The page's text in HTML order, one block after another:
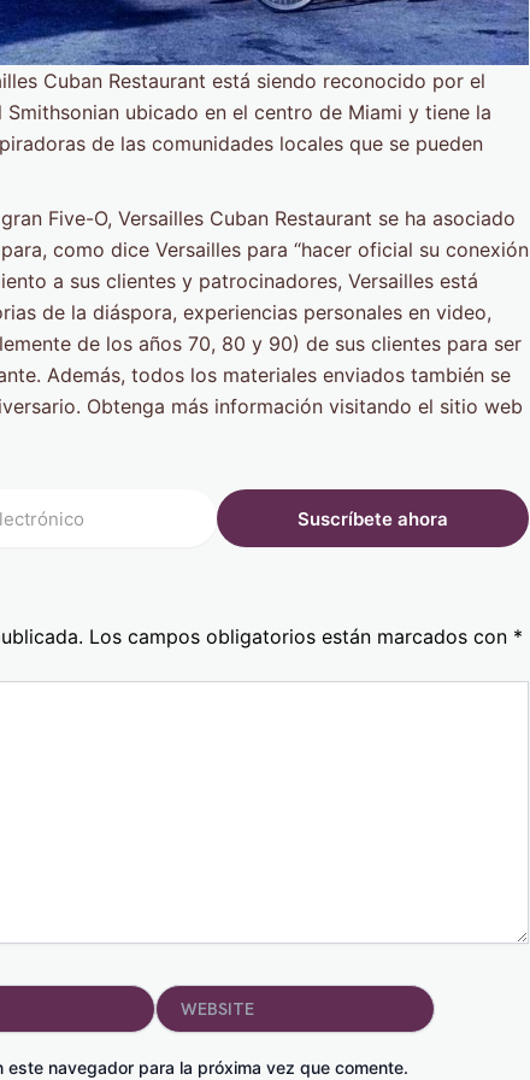
Cuban Restaurant está siendo reconocido por el
ubicado en el centro de Miami y tiene la
de las comunidades locales que se pueden
Five-O, Versailles Cuban Restaurant se ha asociado
como dice Versailles para “hacer oficial su conexión
a sus clientes y patrocinadores, Versailles está
de la diáspora, experiencias personales en video,
de los años 70, 80 y 90) de sus clientes para ser
Además, todos los materiales enviados también se
Obtenga más información visitando el sitio web
Los campos obligatorios están marcados con *
navegador para la próxima vez que comente.
Website